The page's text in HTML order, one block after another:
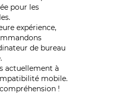
pour les
expérience,
de bureau
actuellement à
mobile.
!